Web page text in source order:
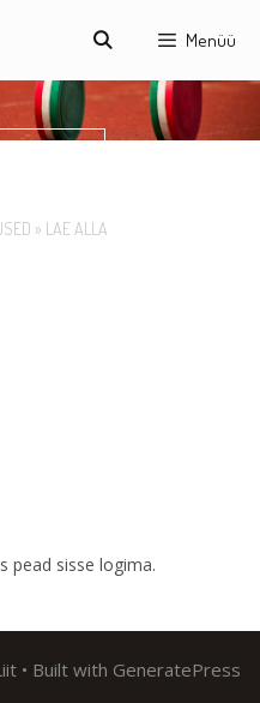
Menüü
» LAE ALLA
pead sisse logima.
• Built with GeneratePress